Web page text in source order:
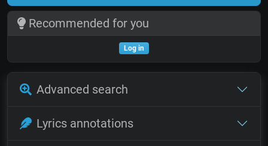
Recommended for you
Log in
Advanced search
Lyrics annotations